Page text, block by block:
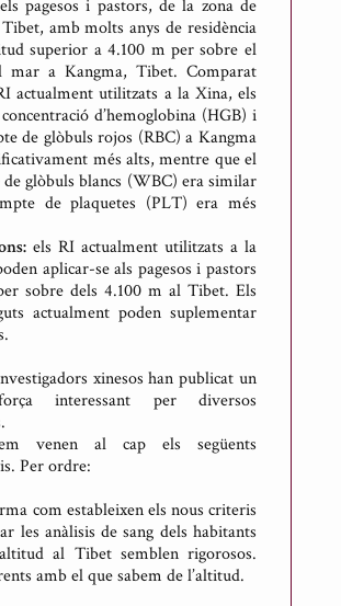
pagesos i pastors, de la zona de
amb molts anys de residència
superior a 4.100 m per sobre el
mar a Kangma, Tibet. Comparat
actualment utilitzats a la Xina, els
d’hemoglobina (HGB) i
de glòbuls rojos (RBC) a Kangma
més alts, mentre que el
glòbuls blancs (WBC) era similar
de plaquetes (PLT) era més
els RI actualment utilitzats a la
aplicar-se als pagesos i pastors
sobre dels 4.100 m al Tibet. Els
actualment poden suplementar
xinesos han publicat un
interessant per diversos
venen al cap els següents
Per ordre:
com estableixen els nous criteris
les anàlisis de sang dels habitants
al Tibet semblen rigorosos.
amb el que sabem de l’altitud.